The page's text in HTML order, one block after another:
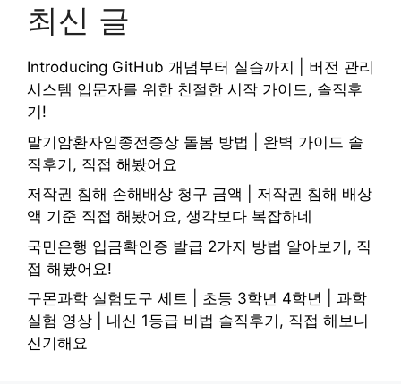
최신 글
Introducing GitHub 개념부터 실습까지 | 버전 관리
시스템 입문자를 위한 친절한 시작 가이드, 솔직후
기!
말기암환자임종전증상 돌봄 방법 | 완벽 가이드 솔
직후기, 직접 해봤어요
저작권 침해 손해배상 청구 금액 | 저작권 침해 배상
액 기준 직접 해봤어요, 생각보다 복잡하네
국민은행 입금확인증 발급 2가지 방법 알아보기, 직
접 해봤어요!
구몬과학 실험도구 세트 | 초등 3학년 4학년 | 과학
실험 영상 | 내신 1등급 비법 솔직후기, 직접 해보니
신기해요